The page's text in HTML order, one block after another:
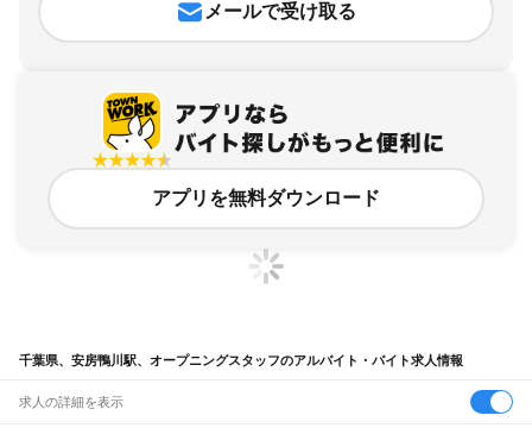
メールで受け取る
アプリを無料ダウンロード
千葉県、安房鴨川駅、オープニングスタッフのアルバイト・バイト求人情報
求人の詳細を表示